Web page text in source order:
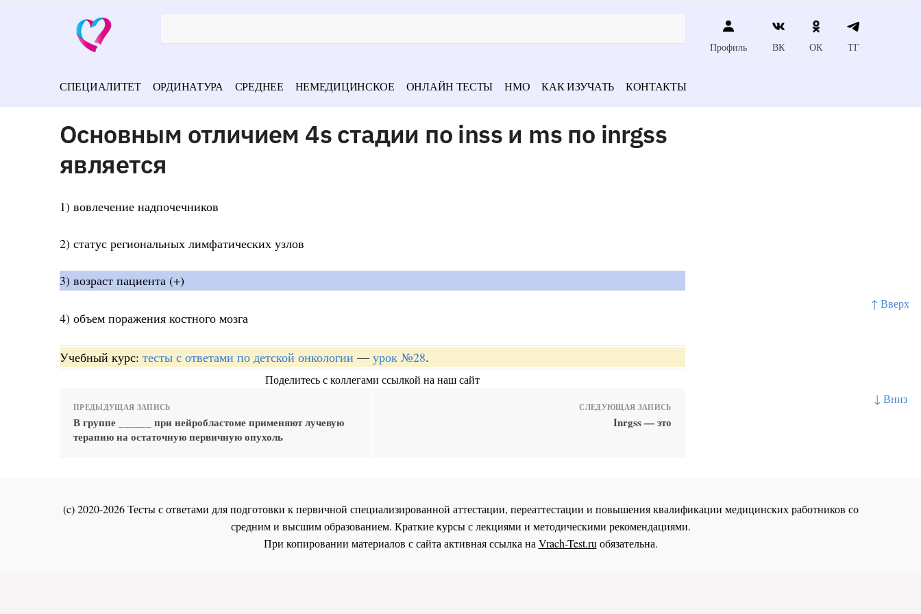
↑ Вверх
↓ Вниз
Профиль ВК ОК ТГ
СПЕЦИАЛИТЕТ ОРДИНАТУРА СРЕДНЕЕ НЕМЕДИЦИНСКОЕ ОНЛАЙН ТЕСТЫ НМО КАК ИЗУЧАТЬ КОНТАКТЫ
Основным отличием 4s стадии по inss и ms по inrgss
является
1) вовлечение надпочечников
2) статус региональных лимфатических узлов
3) возраст пациента (+)
4) объем поражения костного мозга
Учебный курс: тесты с ответами по детской онкологии — урок №28.
Поделитесь с коллегами ссылкой на наш сайт
ПРЕДЫДУЩАЯ ЗАПИСЬ
В группе ______ при нейробластоме применяют лучевую
терапию на остаточную первичную опухоль
СЛЕДУЮЩАЯ ЗАПИСЬ
Inrgss — это
(c) 2020-2026 Тесты с ответами для подготовки к первичной специализированной аттестации, переаттестации и повышения квалификации медицинских работников со
средним и высшим образованием. Краткие курсы с лекциями и методическими рекомендациями.
При копировании материалов с сайта активная ссылка наVrach-Test.ruобязательна.